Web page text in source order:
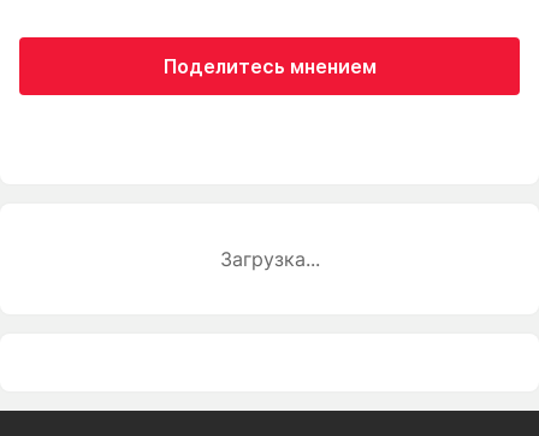
Поделитесь мнением
Загрузка...